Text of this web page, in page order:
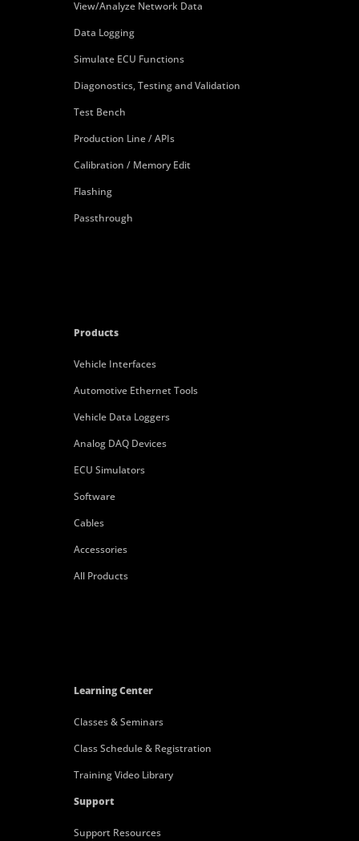
View/Analyze Network Data
Data Logging
Simulate ECU Functions
Diagonostics, Testing and Validation
Test Bench
Production Line / APIs
Calibration / Memory Edit
Flashing
Passthrough
Products
Vehicle Interfaces
Automotive Ethernet Tools
Vehicle Data Loggers
Analog DAQ Devices
ECU Simulators
Software
Cables
Accessories
All Products
Learning Center
Classes & Seminars
Class Schedule & Registration
Training Video Library
Support
Support Resources